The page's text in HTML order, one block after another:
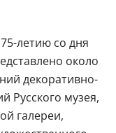
летию со дня
около
декоративно-
Русского музея,
галереи,